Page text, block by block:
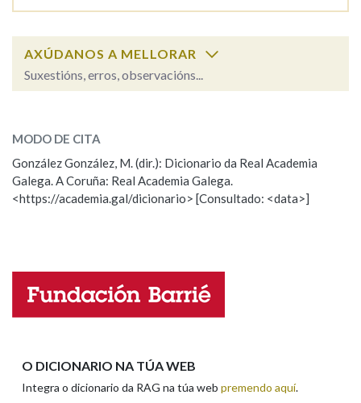
Marcas gramaticais
LIMPAR
AXÚDANOS A MELLORAR
Suxestións, erros, observacións...
ESCOLLE UNHA OPCIÓN:
Observación Hai un erro na palabra
Propoño mellorar a definición
Nome
MODO DE CITA
González González, M. (dir.): Dicionario da Real Academia
Galega. A Coruña: Real Academia Galega.
<https://academia.gal/dicionario> [Consultado: <data>]
O DICIONARIO NA TÚA WEB
Integra o dicionario da RAG na túa web premendo aquí.